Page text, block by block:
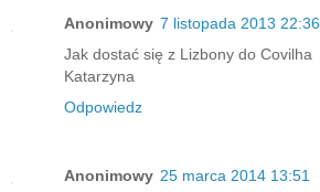
Anonimowy 7 listopada 2013 22:36
Jak dostać się z Lizbony do Covilha
Katarzyna
Odpowiedz
Anonimowy 25 marca 2014 13:51